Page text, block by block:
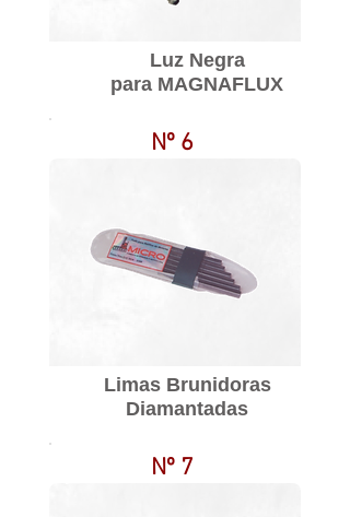
Luz Negra
para MAGNAFLUX
Nº 6
Limas Brunidoras
Diamantadas
Nº 7